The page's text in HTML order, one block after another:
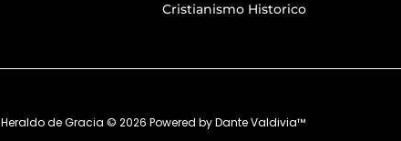
Cristianismo Historico
Heraldo de Gracia © 2026 Powered byDante Valdivia™